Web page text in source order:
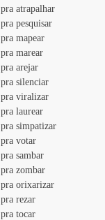
				pra atrapalhar
				pra pesquisar
				pra mapear
				pra marear
				pra arejar
				pra silenciar
				pra viralizar
				pra laurear
				pra simpatizar
				pra votar
				pra sambar
				pra zombar
				pra orixarizar
				pra rezar
				pra tocar